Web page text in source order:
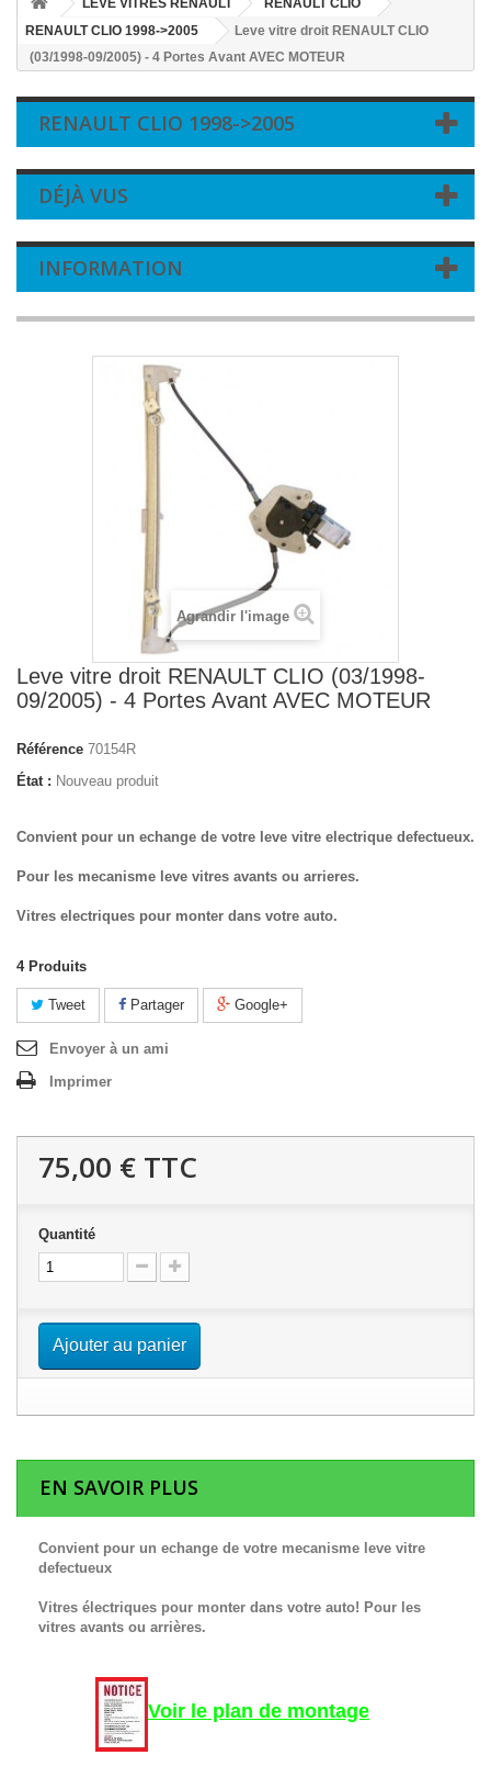
LEVE VITRES RENAULT
RENAULT CLIO
RENAULT CLIO 1998->2005
Leve vitre droit RENAULT CLIO
(03/1998-09/2005) - 4 Portes Avant AVEC MOTEUR
RENAULT CLIO 1998->2005
DÉJÀ VUS
INFORMATION
Agrandir l'image
Leve vitre droit RENAULT CLIO (03/1998-
09/2005) - 4 Portes Avant AVEC MOTEUR
Référence 70154R
État : Nouveau produit
Convient pour un echange de votre leve vitre electrique defectueux.
Pour les mecanisme leve vitres avants ou arrieres.
Vitres electriques pour monter dans votre auto.
4 Produits
Tweet Partager Google+
Envoyer à un ami
Imprimer
75,00 € TTC
Quantité
Ajouter au panier
EN SAVOIR PLUS
Convient pour un echange de votre mecanisme leve vitre
defectueux
Vitres électriques pour monter dans votre auto! Pour les
vitres avants ou arrières.
Voir le plan de montage